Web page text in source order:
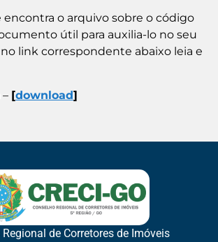
encontra o arquivo sobre o código
útil para auxilia-lo no seu
link correspondente abaixo leia e
[download]
de Corretores de Imóveis